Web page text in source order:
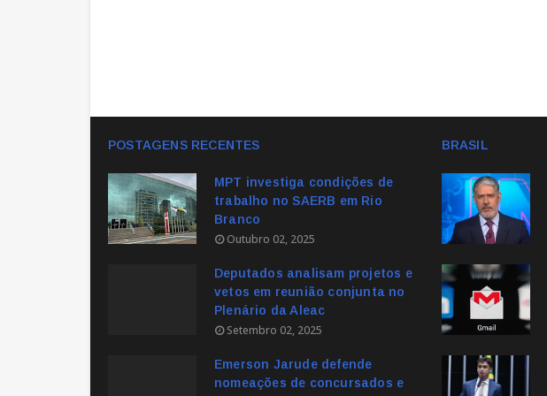
POSTAGENS RECENTES
MPT investiga condições de
trabalho no SAERB em Rio
Branco
Outubro 02, 2025
Deputados analisam projetos e
vetos em reunião conjunta no
Plenário da Aleac
Setembro 02, 2025
Emerson Jarude defende
nomeações de concursados e
BRASIL